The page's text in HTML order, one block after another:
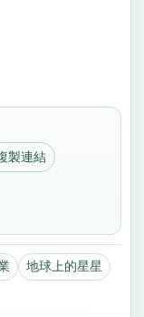
製連結
地球上的星星